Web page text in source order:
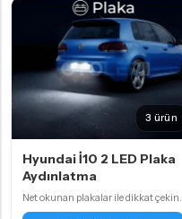
3 ürün
Hyundai İ10 2 LED Plaka
Aydınlatma
Net okunan plakalar ile dikkat çekin.